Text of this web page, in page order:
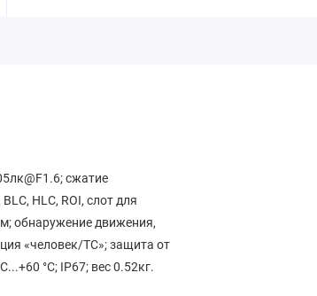
сжатие
HLC, ROI, слот для
обнаружение движения,
«человек/ТС»; защита от
°C; IP67; вес 0.52кг.